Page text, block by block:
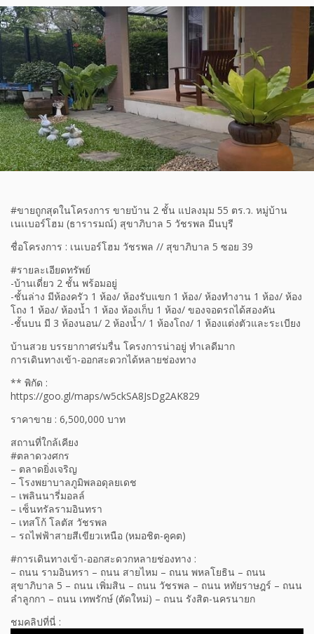
#ขายถูกสุดในโครงการ ขายบ้าน 2 ชั้น แปลงมุม 55 ตร.ว. หมู่บ้าน
เนเเบอร์โฮม (ธารารมณ์) สุขาภิบาล 5 วัชรพล มีนบุรี
ชื่อโครงการ : เนเบอร์โฮม วัชรพล // สุขาภิบาล 5 ซอย 39
#รายละเอียดทรัพย์
-บ้านเดี่ยว 2 ชั้น พร้อมอยู่
-ชั้นล่าง มีห้องครัว 1 ห้อง/ ห้องรับแขก 1 ห้อง/ ห้องทำงาน 1 ห้อง/ ห้อง
โถง 1 ห้อง/ ห้องน้ำ 1 ห้อง ห้องเก็บ 1 ห้อง/ ของจอดรถได้สองคัน
-ชั้นบน มี 3 ห้องนอน/ 2 ห้องน้ำ/ 1 ห้องโถง/ 1 ห้องแต่งตัวและระเบียง
บ้านสวย บรรยากาศร่มรื่น โครงการน่าอยู่ ทำเลดีมาก
การเดินทางเข้า-ออกสะดวกได้หลายช่องทาง
** พิกัด :
https://goo.gl/maps/w5ckSA8JsDg2AK829
ราคาขาย : 6,500,000 บาท
สถานที่ใกล้เคียง
#ตลาดวงศกร
– ตลาดยิ่งเจริญ
– โรงพยาบาลภูมิพลอดุลยเดช
– เพลินนารี่มอลล์
– เซ็นทรัลรามอินทรา
– เทสโก้ โลตัส วัชรพล
– รถไฟฟ้าสายสีเขียวเหนือ (หมอชิต-คูคต)
#การเดินทางเข้า-ออกสะดวกหลายช่องทาง :
– ถนน รามอินทรา – ถนน สายไหม – ถนน พหลโยธิน – ถนน
สุขาภิบาล 5 – ถนน เพิ่มสิน – ถนน วัชรพล – ถนน หทัยราษฎร์ – ถนน
ลำลูกกา – ถนน เทพรักษ์ (ตัดใหม่) – ถนน รังสิต-นครนายก
ชมคลิปที่นี่ :